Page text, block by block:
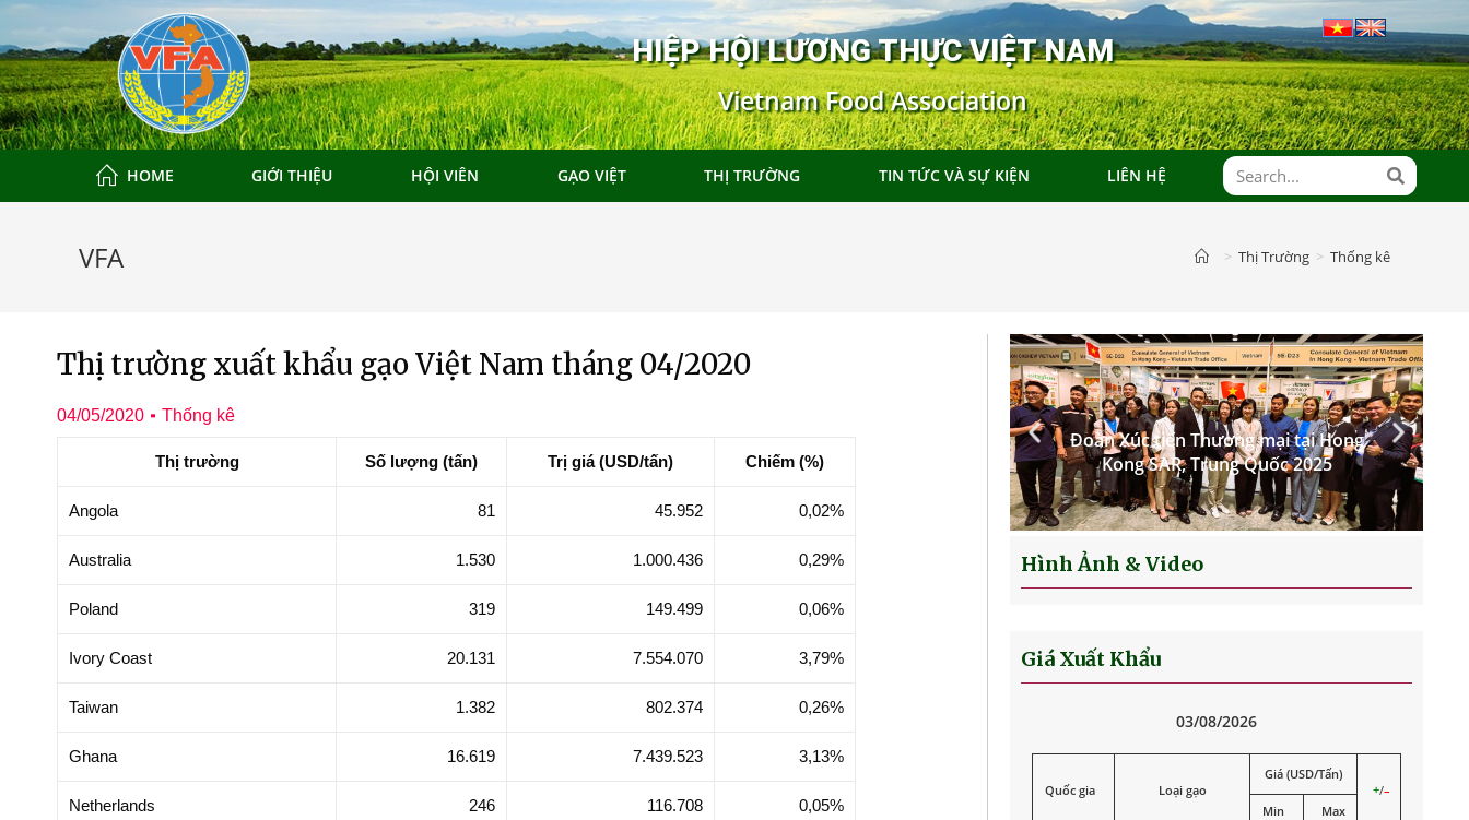
HIỆP HỘI LƯƠNG THỰC VIỆT NAM
Vietnam Food Association
HOME GIỚI THIỆU HỘI VIÊN GẠO VIỆT THỊ TRƯỜNG TIN TỨC VÀ SỰ KIỆN LIÊN HỆ
VFA > Thị Trường > Thống kê
Thị trường xuất khẩu gạo Việt Nam tháng 04/2020
04/05/2020 Thống kê
Thị trường Số lượng (tấn) Trị giá (USD/tấn) Chiếm (%)
Angola 81 45.952 0,02%
Australia 1.530 1.000.436 0,29%
Poland 319 149.499 0,06%
Ivory Coast 20.131 7.554.070 3,79%
Taiwan 1.382 802.374 0,26%
Ghana 16.619 7.439.523 3,13%
Netherlands 246 116.708 0,05%
Quốc 2025
Kong SAR, Trung Quốc 2025
Kong SAR, Trung Quốc 2025
Đoàn Xúc tiến Thương mại tại Hong
Kong SAR, Trung Quốc 2025
Hình Ảnh & Video
Giá Xuất Khẩu
03/08/2026
Quốc gia Loại gạo
Giá (USD/Tấn)
+/–
Min
Max